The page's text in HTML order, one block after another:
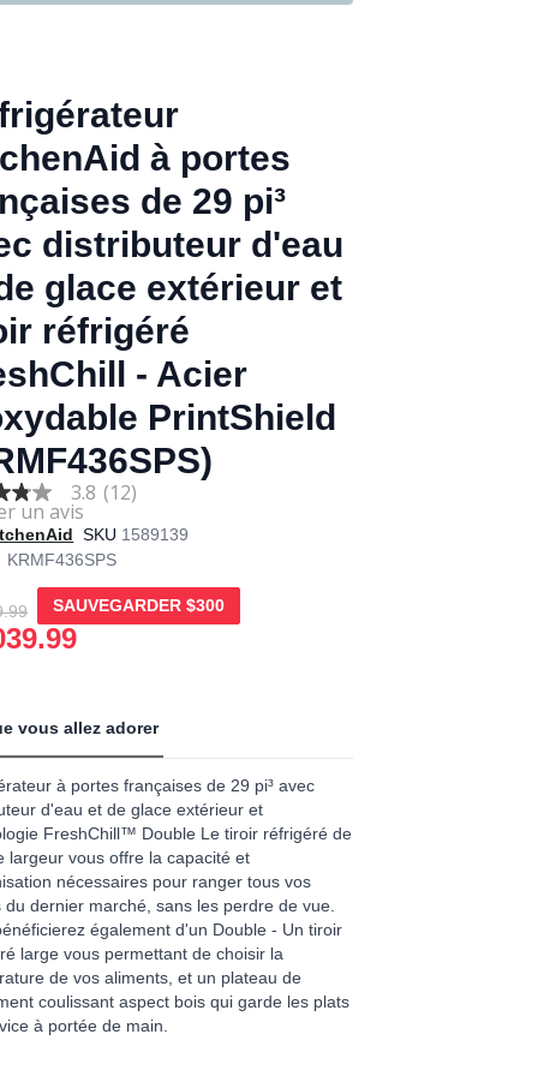
à portes
de 29 pi³
distributeur d'eau
glace extérieur et
réfrigéré
- Acier
PrintShield
3.8 (12)
SKU 1589139
KRMF436SPS
SAUVEGARDER$300
vous allez adorer
à portes françaises de 29 pi³ avec
d'eau et de glace extérieur et
FreshChill™ Double Le tiroir réfrigéré de
largeur vous offre la capacité et
nécessaires pour ranger tous vos
du dernier marché, sans les perdre de vue.
également d'un Double - Un tiroir
large vous permettant de choisir la
de vos aliments, et un plateau de
coulissant aspect bois qui garde les plats
à portée de main.